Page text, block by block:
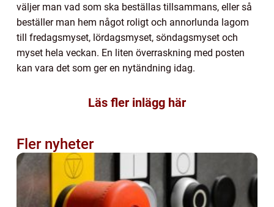
väljer man vad som ska beställas tillsammans, eller så
beställer man hem något roligt och annorlunda lagom
till fredagsmyset, lördagsmyset, söndagsmyset och
myset hela veckan. En liten överraskning med posten
kan vara det som ger en nytändning idag.
Läs fler inlägg här
Fler nyheter